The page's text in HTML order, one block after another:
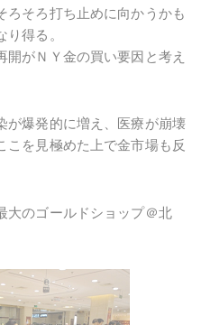
ろそろ打ち止めに向かうかも
得る。
がＮＹ金の買い要因と考え
が爆発的に増え、医療が崩壊
こを見極めた上で金市場も反
大のゴールドショップ＠北